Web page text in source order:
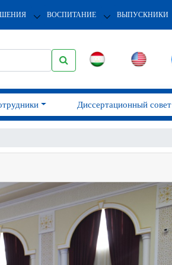
ВОСПИТАНИЕ ВЫПУСКНИКИ
Диссертационный совет